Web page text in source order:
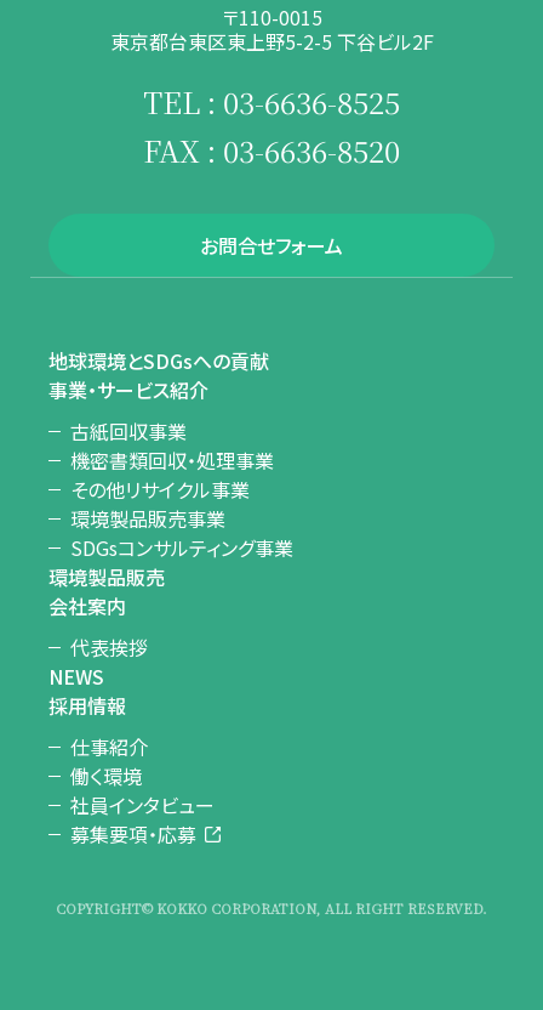
〒110-0015
東京都台東区東上野5-2-5 下谷ビル2F
TEL : 03-6636-8525
FAX : 03-6636-8520
お問合せフォーム
地球環境とSDGsへの貢献
事業・サービス紹介
古紙回収事業
機密書類回収・処理事業
その他リサイクル事業
環境製品販売事業
SDGsコンサルティング事業
環境製品販売
会社案内
代表挨拶
NEWS
採用情報
仕事紹介
働く環境
社員インタビュー
募集要項・応募
COPYRIGHT© KOKKO CORPORATION, ALL RIGHT RESERVED.